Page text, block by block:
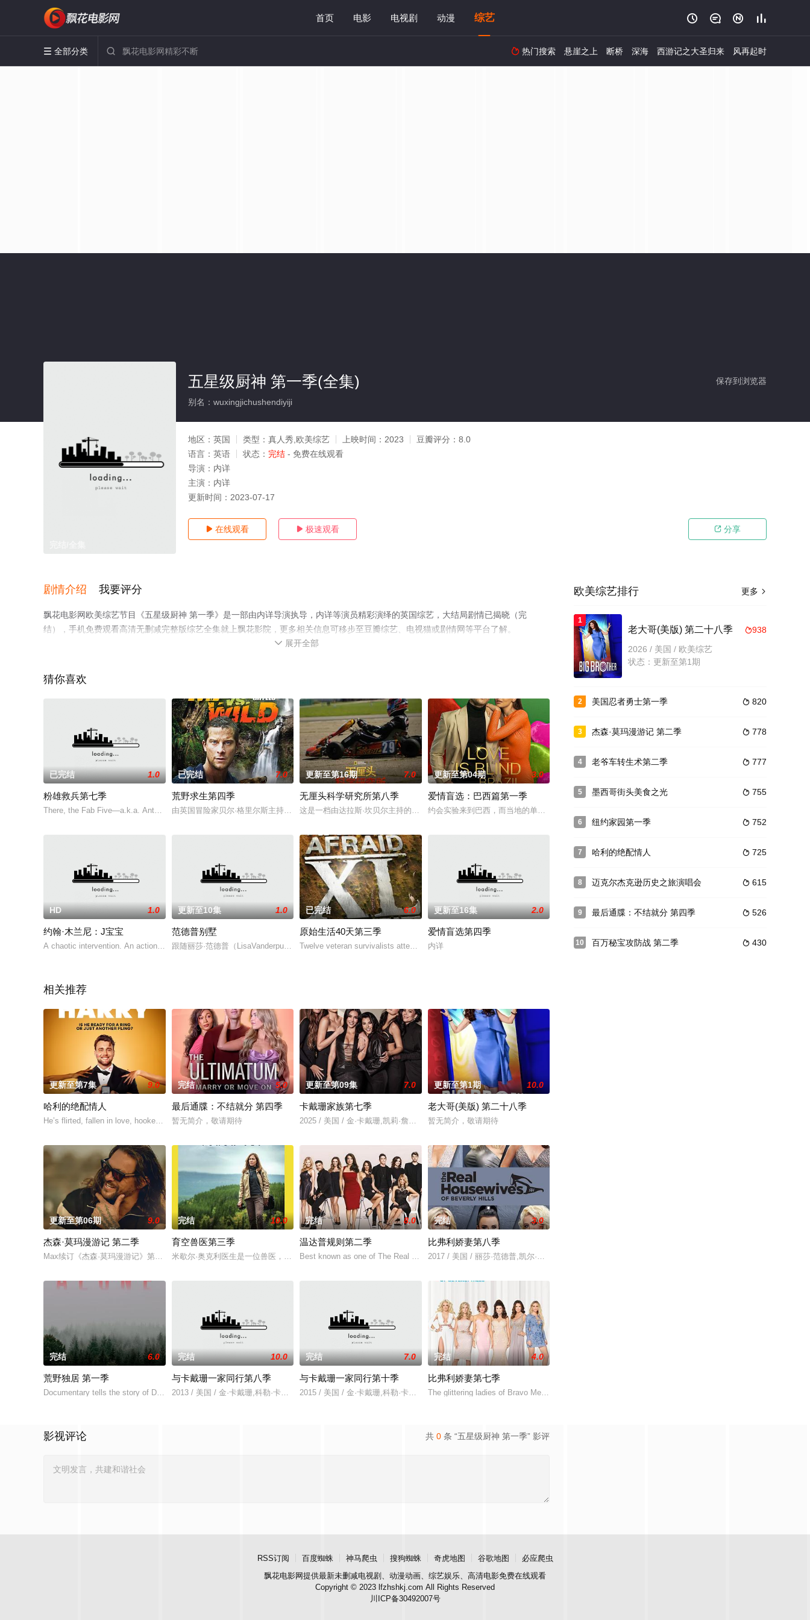
首页 电影 电视剧 动漫 综艺    
 全部分类   热门搜索 悬崖之上 断桥 深海 西游记之大圣归来 风再起时
保存到浏览器
五星级厨神 第一季(全集)
别名：wuxingjichushendiyiji
地区： 英国 类型： 真人秀,欧美综艺 上映时间： 2023 豆瓣评分： 8.0
语言： 英语 状态： 完结 - 免费在线观看
导演： 内详
主演： 内详
更新时间： 2023-07-17
 在线观看  极速观看  分享
剧情介绍 我要评分
飘花电影网欧美综艺节目《五星级厨神 第一季》是一部由内详导演执导，内详等演员精彩演绎的英国综艺，大结局剧情已揭晓（完
结），手机免费观看高清无删减完整版综艺全集就上飘花影院，更多相关信息可移步至豆瓣综艺、电视猫或剧情网等平台了解。
 展开全部
猜你喜欢
已完结 1.0
粉雄救兵第七季
There, the Fab Five—a.k.a. Antoni Porowski, Karamo
已完结 7.0
荒野求生第四季
由英国冒险家贝尔·格里尔斯主持，每集他会走到沙漠、沼泽、森林、峡谷等危险的野外境地，在极为恶劣的环境
更新至第16期 7.0
无厘头科学研究所第八季
这是一档由达拉斯·坎贝尔主持的寓教于乐性质的节目。将严肃的科学与一些有史以来最疯狂、最壮观的用户发布
更新至第04期 3.0
爱情盲选：巴西篇第一季
约会实验来到巴西，而当地的单身男女将尝试在面对面见面之前找到真爱并订婚
HD 1.0
约翰·木兰尼：J宝宝
A chaotic intervention. An action packed stay in r
更新至10集 1.0
范德普别墅
跟随丽莎·范德普（LisaVanderpump）精心挑选的华丽法国别墅的工作人员，他们生活和合作，以
已完结 6.0
原始生活40天第三季
Twelve veteran survivalists attempt to survive 40
更新至16集 2.0
爱情盲选第四季
内详
相关推荐
更新至第7集 9.0
哈利的绝配情人
He’s flirted, fallen in love, hooked up, and broke
完结 5.0
最后通牒：不结就分 第四季
暂无简介，敬请期待
更新至第09集 7.0
卡戴珊家族第七季
2025 / 美国 / 金·卡戴珊,凯莉·詹娜,肯多尔·詹娜,克丽丝·詹纳,科勒·卡戴珊,葛妮·卡戴珊
更新至第1期 10.0
老大哥(美版) 第二十八季
暂无简介，敬请期待
更新至第06期 9.0
杰森·莫玛漫游记 第二季
Max续订《杰森·莫玛漫游记》第二季。
完结 10.0
育空兽医第三季
米歇尔·奥克利医生是一位兽医，她负责照顾育空地区几乎所有的动物，为了救助野生动物和家养动物，她在数千
完结 8.0
温达普规则第二季
Best known as one of The Real Housewives of Beverl
完结 3.0
比弗利娇妻第八季
2017 / 美国 / 丽莎·范德普,凯尔·理查兹,卡蜜·格拉默,Teddi,Mellencamp,Arroyave,艾丽卡
完结 6.0
荒野独居 第一季
Documentary tells the story of Dick Proenneke who,
完结 10.0
与卡戴珊一家同行第八季
2013 / 美国 / 金·卡戴珊,科勒·卡戴珊,葛妮·卡戴珊
完结 7.0
与卡戴珊一家同行第十季
2015 / 美国 / 金·卡戴珊,科勒·卡戴珊,葛妮·卡戴珊,克莉丝·詹纳
完结 4.0
比弗利娇妻第七季
The glittering ladies of Bravo Media’s The Real Ho
共 0 条 “五星级厨神 第一季” 影评
影视评论
更多 
欧美综艺排行
1
938
老大哥(美版) 第二十八季
2026 / 美国 / 欧美综艺
状态：更新至第1期
2  820
美国忍者勇士第一季
3  778
杰森·莫玛漫游记 第二季
4  777
老爷车转生术第二季
5  755
墨西哥街头美食之光
6  752
纽约家园第一季
7  725
哈利的绝配情人
8  615
迈克尔杰克逊历史之旅演唱会
9  526
最后通牒：不结就分 第四季
10  430
百万秘宝攻防战 第二季
RSS订阅 百度蜘蛛 神马爬虫 搜狗蜘蛛 奇虎地图 谷歌地图
必应爬虫
飘花电影网提供最新未删减电视剧、动漫动画、综艺娱乐、高清电影免费在线观看
Copyright © 2023 lfzhshkj.com All Rights Reserved
川ICP备30492007号